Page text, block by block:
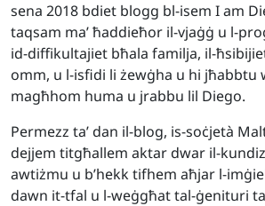
sena 2018 bdiet blogg bl-isem I am
taqsam ma’ ħaddieħor il-vjaġġ u l-
id-diffikultajiet bħala familja, il-
omm, u l-isfidi li żewġha u hi jħabbtu
magħhom huma u jrabbu lil Diego.
Permezz ta’ dan il-blog, is-soċjetà
dejjem titgħallem aktar dwar il-
awtiżmu u b’hekk tifhem aħjar l-
dawn it-tfal u l-weġgħat tal-ġenituri